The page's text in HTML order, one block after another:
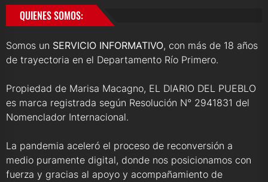
QUIENES SOMOS:
Somos un SERVICIO INFORMATIVO, con más de 18 años
de trayectoria en el Departamento Río Primero.
Propiedad de Marisa Macagno, EL DIARIO DEL PUEBLO
es marca registrada según Resolución N° 2941831 del
Nomenclador Internacional.
La pandemia aceleró el proceso de reconversión a
medio puramente digital, donde nos posicionamos con
fuerza y gracias al apoyo y acompañamiento de